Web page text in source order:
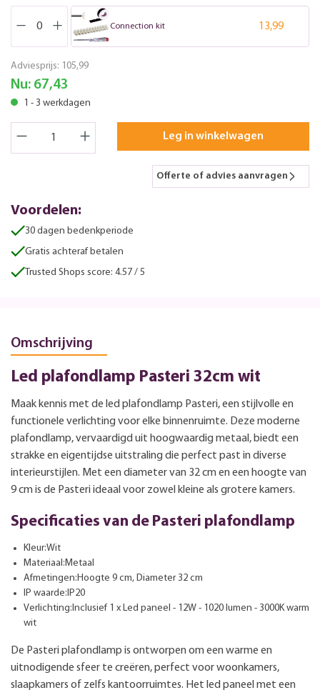
Connection kit 13,99
Adviesprijs: 105,99
Nu: 67,43
1 - 3 werkdagen
Leg in winkelwagen
Offerte of advies aanvragen
Voordelen:
30 dagen bedenkperiode
Gratis achteraf betalen
Trusted Shops score: 4.57 / 5
Omschrijving
Led plafondlamp Pasteri 32cm wit
Maak kennis met de led plafondlamp Pasteri, een stijlvolle en
functionele verlichting voor elke binnenruimte. Deze moderne
plafondlamp, vervaardigd uit hoogwaardig metaal, biedt een
strakke en eigentijdse uitstraling die perfect past in diverse
interieurstijlen. Met een diameter van 32 cm en een hoogte van
9 cm is de Pasteri ideaal voor zowel kleine als grotere kamers.
Specificaties van de Pasteri plafondlamp
Kleur:Wit
Materiaal:Metaal
Afmetingen:Hoogte 9 cm, Diameter 32 cm
IP waarde:IP20
Verlichting:Inclusief 1 x Led paneel - 12W - 1020 lumen - 3000K warm
wit
De Pasteri plafondlamp is ontworpen om een warme en
uitnodigende sfeer te creëren, perfect voor woonkamers,
slaapkamers of zelfs kantoorruimtes. Het led paneel met een